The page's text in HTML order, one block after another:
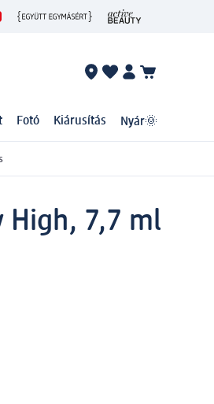
Fotó Kiárusítás Nyár🌞
High, 7,7 ml